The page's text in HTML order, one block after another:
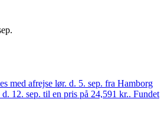
med afrejse lør. d. 5. sep. fra Hamborg
12. sep. til en pris på 24,591 kr.. Fundet